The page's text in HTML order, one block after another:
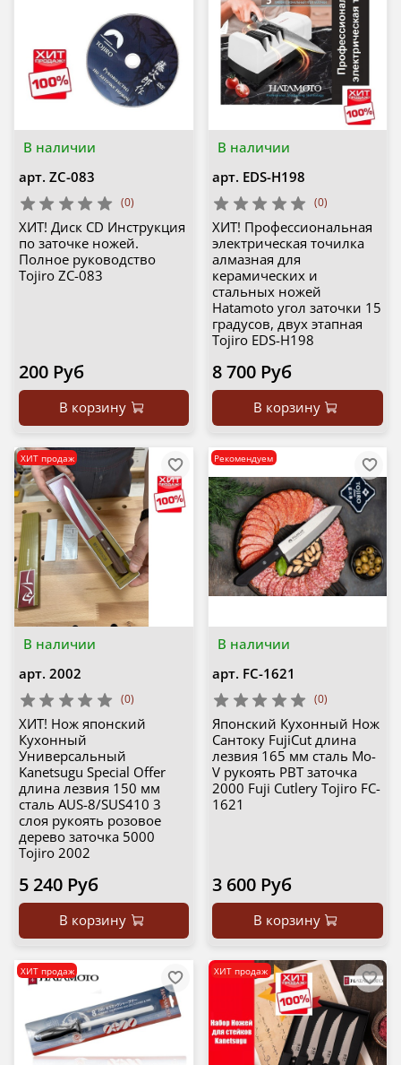
В наличии
арт. ZC-083
(0)
ХИТ! Диск CD Инструкция
по заточке ножей.
Полное руководство
Tojiro ZC-083
200 Руб
В корзину
В наличии
арт. EDS-H198
(0)
ХИТ! Профессиональная
электрическая точилка
алмазная для
керамических и
стальных ножей
Hatamoto угол заточки 15
градусов, двух этапная
Tojiro EDS-H198
8 700 Руб
В корзину
В наличии
ХИТ продаж
арт. 2002
(0)
ХИТ! Нож японский
Кухонный
Универсальный
Kanetsugu Special Offer
длина лезвия 150 мм
сталь AUS-8/SUS410 3
слоя рукоять розовое
дерево заточка 5000
Tojiro 2002
5 240 Руб
В корзину
В наличии
Рекомендуем
арт. FC-1621
(0)
Японский Кухонный Нож
Сантоку FujiCut длина
лезвия 165 мм сталь Мо-
V рукоять PBT заточка
2000 Fuji Cutlery Tojiro FC-
1621
3 600 Руб
В корзину
ХИТ продаж ХИТ продаж